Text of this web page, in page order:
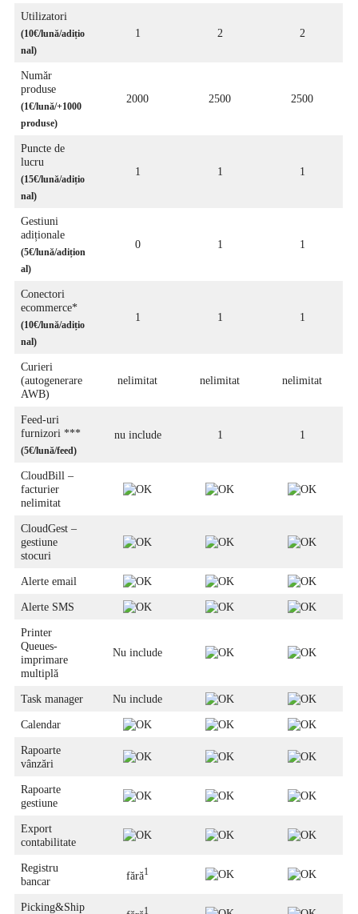
Utilizatori
(10€/lună/adițio
nal)
1 2 2
Număr
produse
(1€/lună/+1000
produse)
2000 2500 2500
Puncte de
lucru
(15€/lună/adițio
nal)
1 1 1
Gestiuni
adiționale
(5€/lună/adițion
al)
0 1 1
Conectori
ecommerce*
(10€/lună/adițio
nal)
1 1 1
Curieri
(autogenerare
AWB)
nelimitat nelimitat nelimitat
Feed-uri
furnizori ***
(5€/lună/feed)
nu include 1 1
CloudBill –
facturier
nelimitat
CloudGest –
gestiune
stocuri
Alerte email
Alerte SMS
Printer
Queues-
imprimare
multiplă
Nu include
Task manager
Nu include
Calendar
Rapoarte
vânzări
Rapoarte
gestiune
Export
contabilitate
Registru
bancar
fără1
Picking&Ship 1